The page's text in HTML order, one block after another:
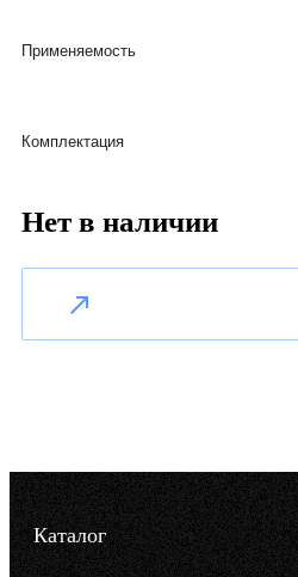
Применяемость
Комплектация
Нет в наличии
Каталог